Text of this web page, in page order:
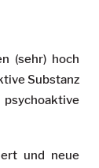
(sehr) hoch
Substanz
und neue